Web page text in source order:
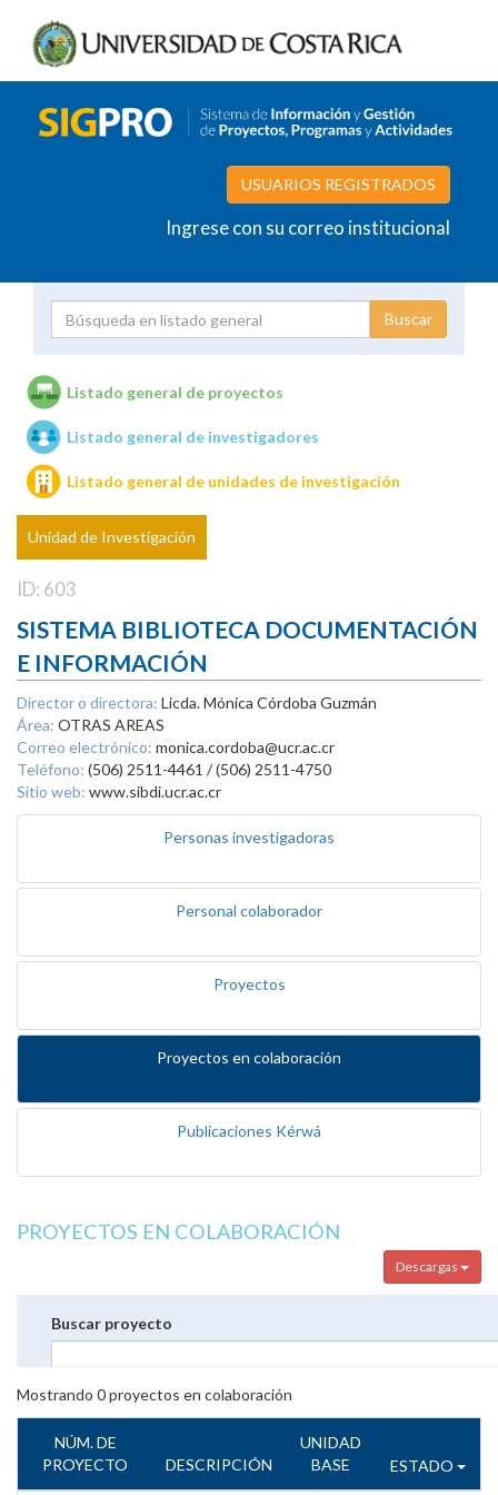
USUARIOS REGISTRADOS
Ingrese con su correo institucional
Unidades de investigación
Listado general de proyectos
Listado general de investigadores
Listado general de unidades de investigación
Unidad de Investigación
ID: 603
SISTEMA BIBLIOTECA DOCUMENTACIÓN
E INFORMACIÓN
Director o directora: Licda. Mónica Córdoba Guzmán
Área: OTRAS AREAS
Correo electrónico: monica.cordoba@ucr.ac.cr
Teléfono: (506) 2511-4461 / (506) 2511-4750
Sitio web: www.sibdi.ucr.ac.cr
Personas investigadoras
Personal colaborador
Proyectos
Proyectos en colaboración
Publicaciones Kérwá
PROYECTOS EN COLABORACIÓN
Descargas
Buscar proyecto
Mostrando 0proyectos en colaboración
NÚM. DE
PROYECTO
DESCRIPCIÓN
UNIDAD
BASE
ESTADO